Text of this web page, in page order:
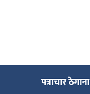
पत्राचार ठेगाना